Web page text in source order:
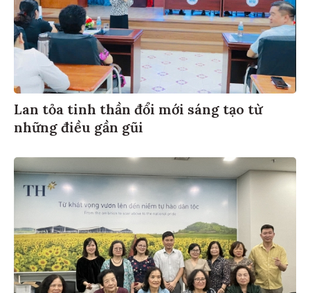
Lan tỏa tinh thần đổi mới sáng tạo từ
những điều gần gũi